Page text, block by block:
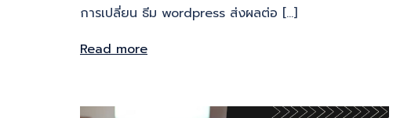
การเปลี่ยน ธีม wordpress ส่งผลต่อ […]
Read more